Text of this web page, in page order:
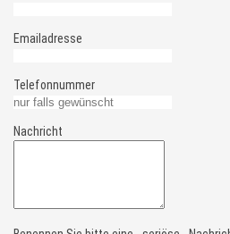
Emailadresse
Telefonnummer
Nachricht